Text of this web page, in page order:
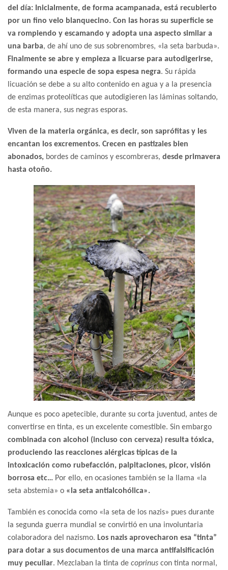
del día: Inicialmente, de forma acampanada, está recubierto
por un fino velo blanquecino. Con las horas su superficie se
va rompiendo y escamando y adopta una aspecto similar a
una barba, de ahí uno de sus sobrenombres, «la seta barbuda».
Finalmente se abre y empieza a licuarse para autodigerirse,
formando una especie de sopa espesa negra. Su rápida
licuación se debe a su alto contenido en agua y a la presencia
de enzimas proteolíticas que autodigieren las láminas soltando,
de esta manera, sus negras esporas.
Viven de la materia orgánica, es decir, son saprófitas y les
encantan los excrementos. Crecen en pastizales bien
abonados, bordes de caminos y escombreras, desde primavera
hasta otoño.
Aunque es poco apetecible, durante su corta juventud, antes de
convertirse en tinta, es un excelente comestible. Sin embargo
combinada con alcohol (incluso con cerveza) resulta tóxica,
produciendo las reacciones alérgicas típicas de la
intoxicación como rubefacción, palpitaciones, picor, visión
borrosa etc… Por ello, en ocasiones también se la llama «la
seta abstemia» o «la seta antialcohólica».
También es conocida como «la seta de los nazis» pues durante
la segunda guerra mundial se convirtió en una involuntaria
colaboradora del nazismo. Los nazis aprovecharon esa “tinta”
para dotar a sus documentos de una marca antifalsificación
muy peculiar. Mezclaban la tinta de coprinus con tinta normal,